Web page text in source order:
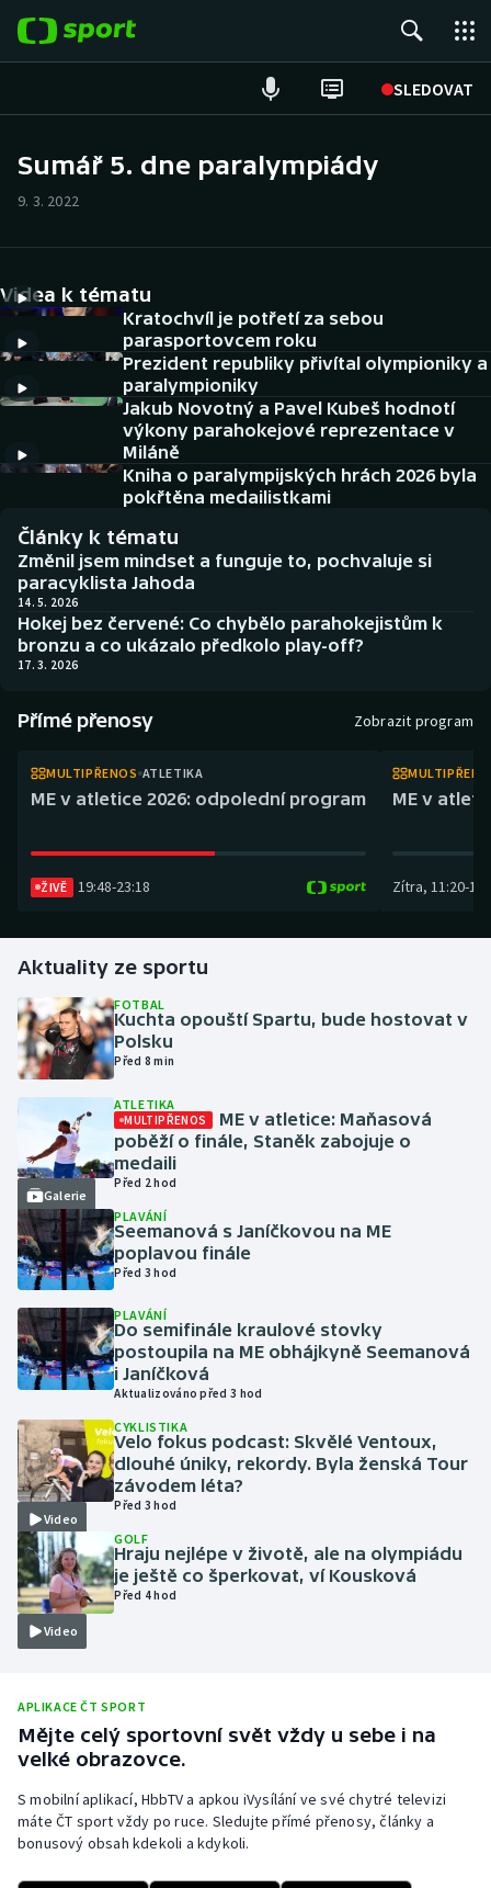
SLEDOVAT
ME v plavání
Fotbal
Hokej
Tenis
DALŠÍ SPORTY
Americký fotbal
Baseball a softbal
Basketbal
Biatlon
Boby a skeleton
Box
Cyklistika
Florbal
Futsal
Golf
Gymnastika
Házená
Jezdectví
Judo
Krasobruslení
Lyže a snowboard
Moderní pětiboj
Motorsport
Olympijské hry
Plavání
Plážový volejbal
Ragby
Rychlobruslení
NEPŘEHLÉDNĚTE
Historické návraty
Aplikace ČT sport
AZ kvíz
Sumář 5. dne paralympiády
9. 3. 2022
Videa k tématu
Kratochvíl je potřetí za sebou
parasportovcem roku
Prezident republiky přivítal olympioniky a
paralympioniky
Jakub Novotný a Pavel Kubeš hodnotí
výkony parahokejové reprezentace v
Miláně
Kniha o paralympijských hrách 2026 byla
pokřtěna medailistkami
Články k tématu
Změnil jsem mindset a funguje to, pochvaluje si
paracyklista Jahoda
14. 5. 2026
Hokej bez červené: Co chybělo parahokejistům k
bronzu a co ukázalo předkolo play-off?
17. 3. 2026
Přímé přenosy Zobrazit program
MULTIPŘENOS ATLETIKA
ME v atletice 2026: odpolední program
ŽIVĚ 19:48-23:18
ME v
Zítra, 11:20-
Aktuality ze sportu
FOTBAL
Kuchta opouští Spartu, bude hostovat v
Polsku
Před 8 min
Galerie
ATLETIKA
MULTIPŘENOS
ME v atletice: Maňasová
poběží o finále, Staněk zabojuje o
medaili
Před 2 hod
PLAVÁNÍ
Seemanová s Janíčkovou na ME
poplavou finále
Před 3 hod
PLAVÁNÍ
Do semifinále kraulové stovky
postoupila na ME obhájkyně Seemanová
i Janíčková
Aktualizováno před 3 hod
Video
CYKLISTIKA
Velo fokus podcast: Skvělé Ventoux,
dlouhé úniky, rekordy. Byla ženská Tour
závodem léta?
Před 3 hod
Video
GOLF
Hraju nejlépe v životě, ale na olympiádu
je ještě co šperkovat, ví Kousková
Před 4 hod
APLIKACE ČT SPORT
Mějte celý sportovní svět vždy u sebe i na
velké obrazovce.
S mobilní aplikací, HbbTV a apkou iVysílání ve své chytré televizi
máte ČT sport vždy po ruce. Sledujte přímé přenosy, články a
bonusový obsah kdekoli a kdykoli.